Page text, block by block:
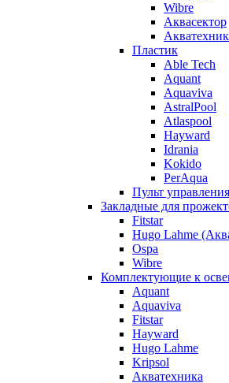
Wibre
Аквасектор
Пластик
Able Tech
Aquant
Aquaviva
AstralPool
Atlaspool
Hayward
Idrania
Kokido
PerAqua
Пульт управления
Закладные для
Fitstar
Hugo Lahme
Ospa
Wibre
Комплектующие к
Aquant
Aquaviva
Fitstar
Hayward
Hugo Lahme
Kripsol
Акватехника